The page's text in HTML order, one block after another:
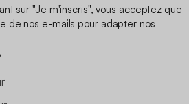
sur "Je m'inscris", vous acceptez que
de nos e-mails pour adapter nos